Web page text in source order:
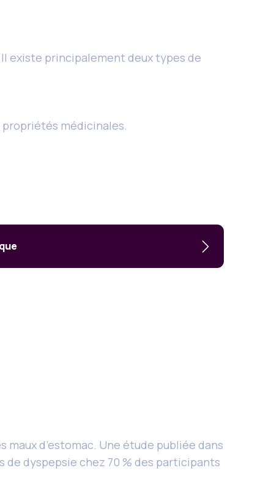
existe principalement deux types de
médicinales.
d’estomac. Une étude publiée dans
dyspepsie chez 70 % des participants